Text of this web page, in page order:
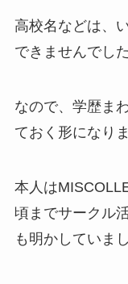
高校名などは、
できませんでした
なので、学歴ま
ておく形になりま
本人は
頃までサークル
も明かしていまし